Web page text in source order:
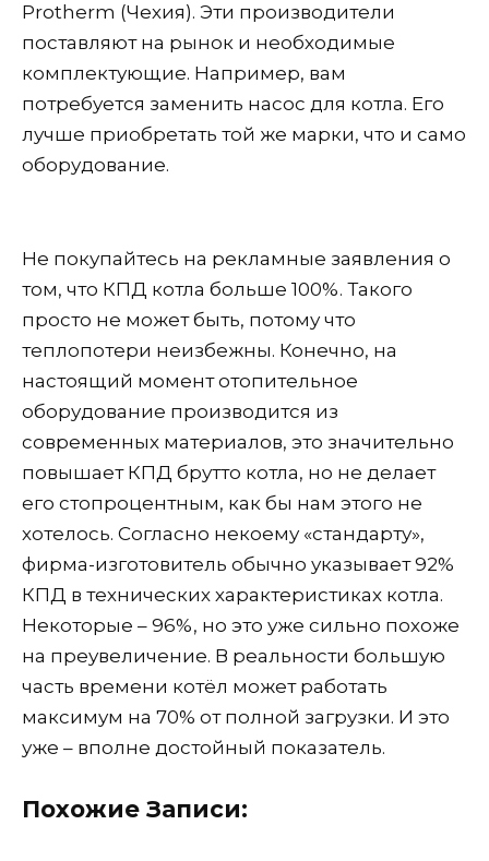
Protherm (Чехия). Эти производители
поставляют на рынок и необходимые
комплектующие. Например, вам
потребуется заменить насос для котла. Его
лучше приобретать той же марки, что и само
оборудование.
Не покупайтесь на рекламные заявления о
том, что КПД котла больше 100%. Такого
просто не может быть, потому что
теплопотери неизбежны. Конечно, на
настоящий момент отопительное
оборудование производится из
современных материалов, это значительно
повышает КПД брутто котла, но не делает
его стопроцентным, как бы нам этого не
хотелось. Согласно некоему «стандарту»,
фирма-изготовитель обычно указывает 92%
КПД в технических характеристиках котла.
Некоторые – 96%, но это уже сильно похоже
на преувеличение. В реальности большую
часть времени котёл может работать
максимум на 70% от полной загрузки. И это
уже – вполне достойный показатель.
Похожие Записи: